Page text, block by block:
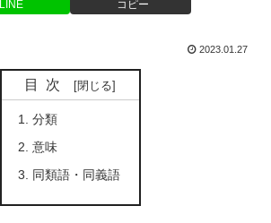
LINE コピー
2023.01.27
目次
分類
意味
同類語・同義語